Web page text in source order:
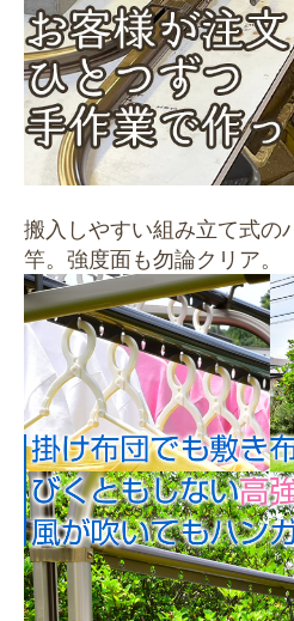
搬入しやすい組み立て式の
竿。強度面も勿論クリア。